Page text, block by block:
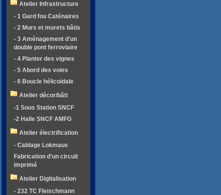
Atelier Infrastructure
- 1 Gard fou Caténaires
- 2 Murs et murets bâtis
- 3 Aménagement d'un
double pont ferroviaire
- 4 Planter des vignes
- 5 Abord des voies
- 6 Boucle hélicoïdale
Atelier décor/bâti
-1 Sous Station SNCF
-2 Halle SNCF AMFG
Atelier électrification
- Cablage Lokmaus
Fabrication d’un circuit
imprimé
Atelier Digitalisation
- 232 TC Fleischmann